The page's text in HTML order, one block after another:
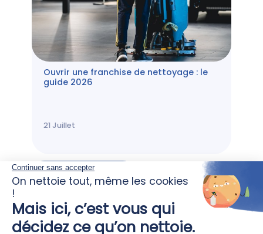
Ouvrir une franchise de nettoyage : le
guide 2026
21 Juillet
EN SAVOIR PLUS